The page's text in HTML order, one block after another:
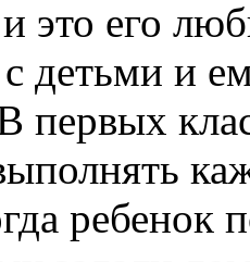
это его
детьми и
первых
ребенок